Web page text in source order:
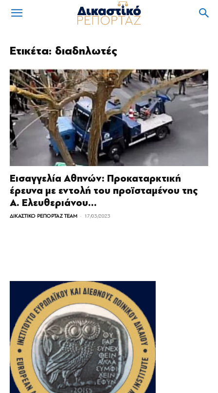
Ετικέτα: διαδηλωτές
Εισαγγελία Αθηνών: Προκαταρκτική
έρευνα με εντολή του προϊσταμένου της
Α. Ελευθεριάνου...
ΔΙΚΑΣΤΙΚΟ ΡΕΠΟΡΤΑΖ TEAM - 17/03/2023